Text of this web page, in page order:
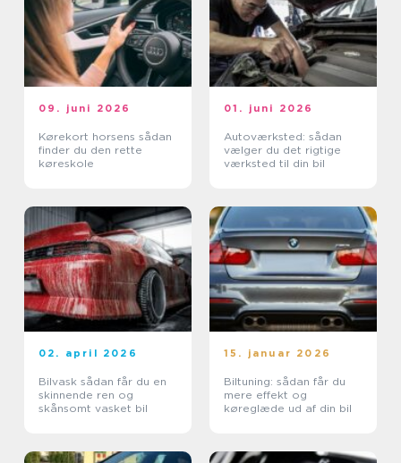
09. juni 2026
Kørekort horsens sådan
finder du den rette
køreskole
01. juni 2026
Autoværksted: sådan
vælger du det rigtige
værksted til din bil
02. april 2026
Bilvask sådan får du en
skinnende ren og
skånsomt vasket bil
15. januar 2026
Biltuning: sådan får du
mere effekt og
køreglæde ud af din bil